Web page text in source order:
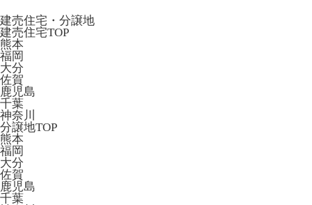
建売住宅・分譲地
建売住宅TOP
熊本
福岡
大分
佐賀
鹿児島
千葉
神奈川
分譲地TOP
熊本
福岡
大分
佐賀
鹿児島
千葉